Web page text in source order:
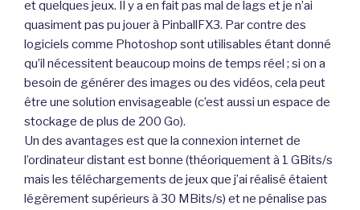
et quelques jeux. Il y a en fait pas mal de lags et je n’ai
quasiment pas pu jouer à PinballFX3. Par contre des
logiciels comme Photoshop sont utilisables étant donné
qu’il nécessitent beaucoup moins de temps réel ; si on a
besoin de générer des images ou des vidéos, cela peut
être une solution envisageable (c’est aussi un espace de
stockage de plus de 200 Go).
Un des avantages est que la connexion internet de
l’ordinateur distant est bonne (théoriquement à 1 GBits/s
mais les téléchargements de jeux que j’ai réalisé étaient
légèrement supérieurs à 30 MBits/s) et ne pénalise pas